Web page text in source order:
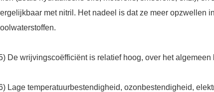
met nitril. Het nadeel is dat ze meer opzwellen
De wrijvingscoëfficiënt is relatief hoog, over het algemeen
Lage temperatuurbestendigheid, ozonbestendigheid,